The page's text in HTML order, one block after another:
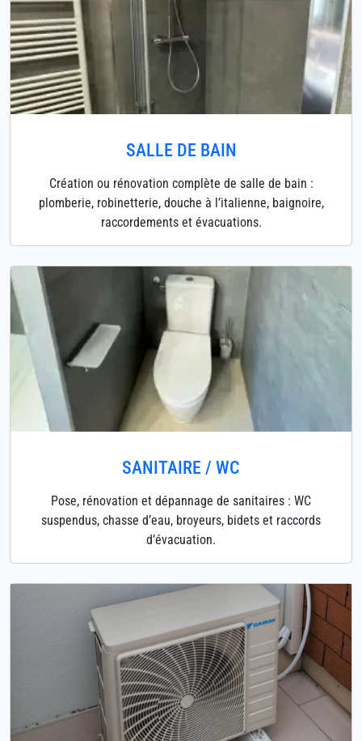
SALLE DE BAIN
Création ou rénovation complète de salle de bain :
plomberie, robinetterie, douche à l’italienne, baignoire,
raccordements et évacuations.
SANITAIRE / WC
Pose, rénovation et dépannage de sanitaires : WC
suspendus, chasse d’eau, broyeurs, bidets et raccords
d’évacuation.